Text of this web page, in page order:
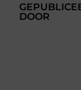
DOOR